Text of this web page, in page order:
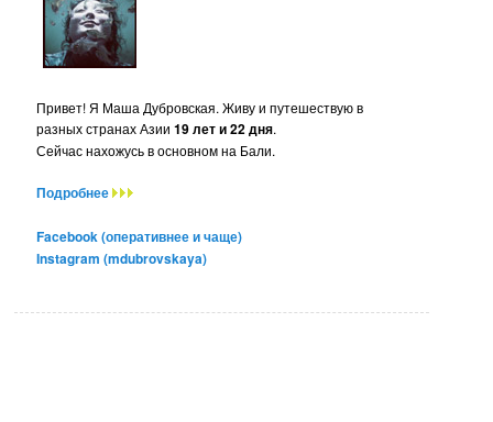
Привет! Я Маша Дубровская. Живу и путешествую в
разных странах Азии19 лет и 22 дня.
Сейчас нахожусь в основном на Бали.
Подробнее
Facebook (оперативнее и чаще)
Instagram (mdubrovskaya)